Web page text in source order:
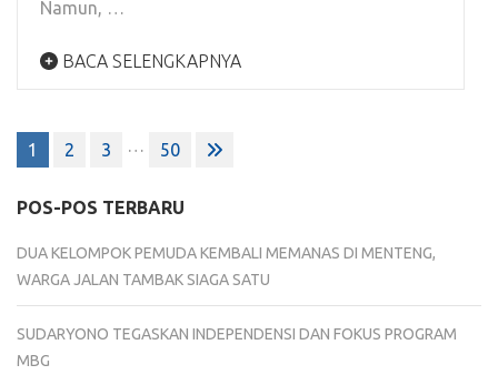
Namun, …
BACA SELENGKAPNYA
Navigasi
pos
1 2 3 … 50
POS-POS TERBARU
DUA KELOMPOK PEMUDA KEMBALI MEMANAS DI MENTENG,
WARGA JALAN TAMBAK SIAGA SATU
SUDARYONO TEGASKAN INDEPENDENSI DAN FOKUS PROGRAM
MBG